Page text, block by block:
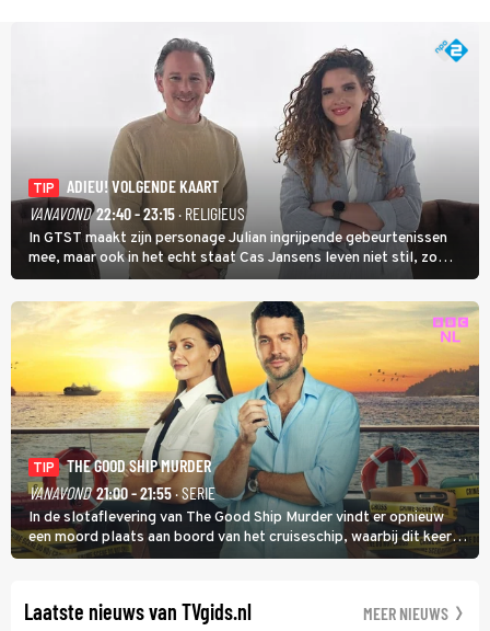
TIP
ADIEU! VOLGENDE KAART
VANAVOND 22:40 - 23:15· RELIGIEUS
In GTST maakt zijn personage Julian ingrijpende gebeurtenissen
mee, maar ook in het echt staat Cas Jansens leven niet stil, zo
vertelt hij in Adieu! Volgende Kaart.
TIP
THE GOOD SHIP MURDER
VANAVOND 21:00 - 21:55· SERIE
In de slotaflevering van The Good Ship Murder vindt er opnieuw
een moord plaats aan boord van het cruiseschip, waarbij dit keer
een bemanningslid het slachtoffer is en kapitein Marlowe de dader
Laatste nieuws van TVgids.nl MEER NIEUWS